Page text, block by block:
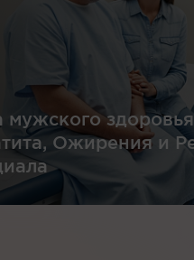
мужского
Ожирения и